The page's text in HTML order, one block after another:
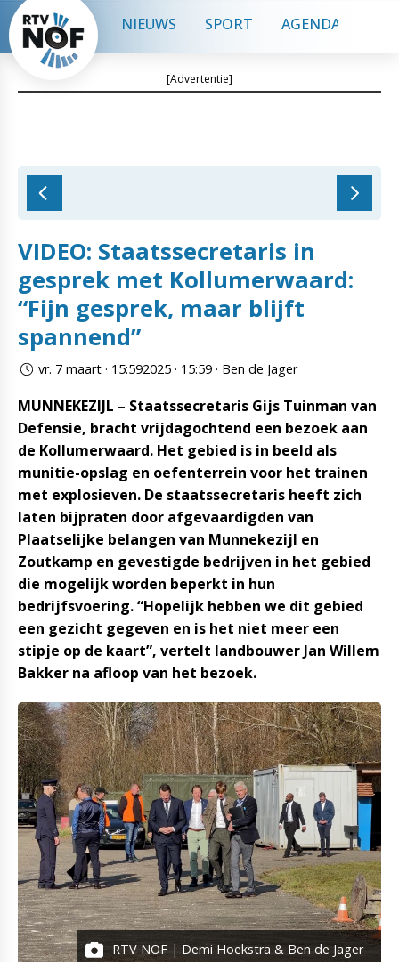
NIEUWS SPORT AGENDA
[Advertentie]
VIDEO: Staatssecretaris in
gesprek met Kollumerwaard:
“Fijn gesprek, maar blijft
spannend”
vr. 7 maart · 15:592025 · 15:59 · Ben de Jager
MUNNEKEZIJL – Staatssecretaris Gijs Tuinman van
Defensie, bracht vrijdagochtend een bezoek aan
de Kollumerwaard. Het gebied is in beeld als
munitie-opslag en oefenterrein voor het trainen
met explosieven. De staatssecretaris heeft zich
laten bijpraten door afgevaardigden van
Plaatselijke belangen van Munnekezijl en
Zoutkamp en gevestigde bedrijven in het gebied
die mogelijk worden beperkt in hun
bedrijfsvoering. “Hopelijk hebben we dit gebied
een gezicht gegeven en is het niet meer een
stipje op de kaart”, vertelt landbouwer Jan Willem
Bakker na afloop van het bezoek.
RTV NOF | Demi Hoekstra & Ben de Jager